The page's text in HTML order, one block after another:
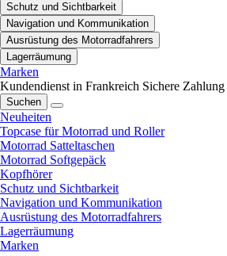
Schutz und Sichtbarkeit
Navigation und Kommunikation
Ausrüstung des Motorradfahrers
Lagerräumung
Marken
Kundendienst in Frankreich Sichere Zahlung
Suchen
Neuheiten
Topcase für Motorrad und Roller
Motorrad Satteltaschen
Motorrad Softgepäck
Kopfhörer
Schutz und Sichtbarkeit
Navigation und Kommunikation
Ausrüstung des Motorradfahrers
Lagerräumung
Marken